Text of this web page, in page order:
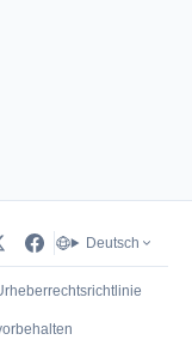
Deutsch
neuem Tab)